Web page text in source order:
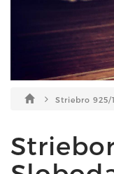
Striebro 925/